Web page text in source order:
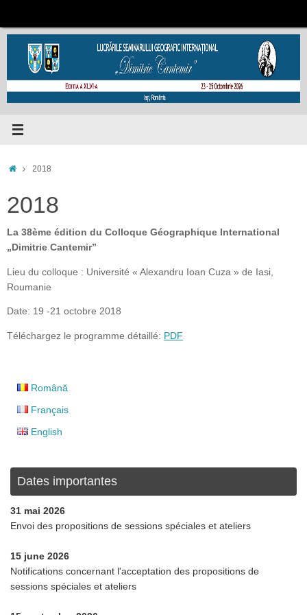
contenu
Accueil
2018
2018
La 38ème édition du Colloque Géographique International
„Dimitrie Cantemir”
Lieu du colloque : Université « Alexandru Ioan Cuza » de Iasi,
Roumanie
Date: 19 -21 octobre 2018
Téléchargez le programme détaillé: PDF
Română
Français
English
Dates importantes
31 mai 2026
Envoi des propositions de sessions spéciales et ateliers
15 june 2026
Notifications concernant l'acceptation des propositions de
sessions spéciales et ateliers